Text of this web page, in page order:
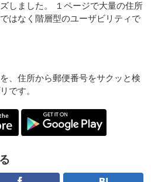
しました。 １ページで大量の住所
はなく階層型のユーザビリティで
、住所から郵便番号をサクッと検
です。